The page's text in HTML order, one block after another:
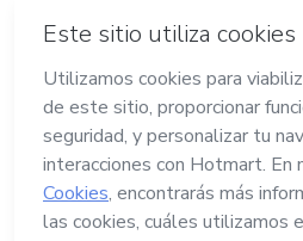
Hecho con en Belo Horizonte